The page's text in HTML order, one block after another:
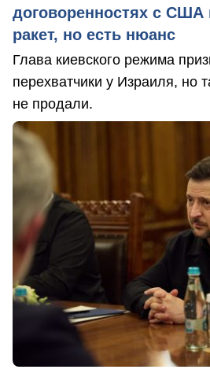
договоренностях с США
ракет, но есть нюанс
Глава киевского режима
перехватчики у Израиля, но
не продали.